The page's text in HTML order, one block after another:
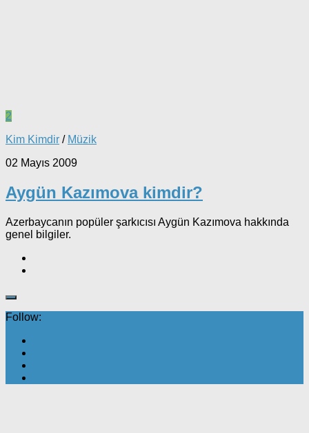
2
Kim Kimdir / Müzik
02 Mayıs 2009
Aygün Kazımova kimdir?
Azerbaycanın popüler şarkıcısı Aygün Kazımova hakkında
genel bilgiler.
Follow: